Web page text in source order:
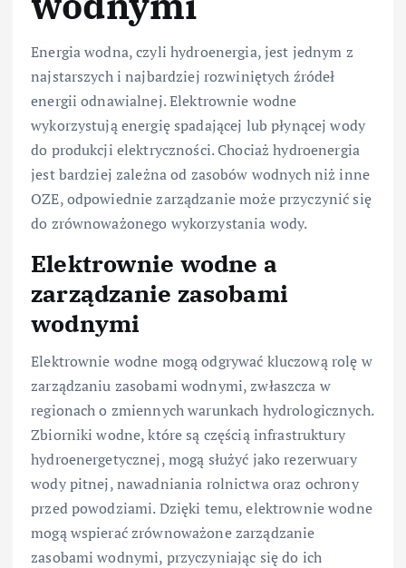
Energia wodna, czyli hydroenergia, jest jednym z
najstarszych i najbardziej rozwiniętych źródeł
energii odnawialnej. Elektrownie wodne
wykorzystują energię spadającej lub płynącej wody
do produkcji elektryczności. Chociaż hydroenergia
jest bardziej zależna od zasobów wodnych niż inne
OZE, odpowiednie zarządzanie może przyczynić się
do zrównoważonego wykorzystania wody.
Elektrownie wodne a
zarządzanie zasobami
wodnymi
Elektrownie wodne mogą odgrywać kluczową rolę w
zarządzaniu zasobami wodnymi, zwłaszcza w
regionach o zmiennych warunkach hydrologicznych.
Zbiorniki wodne, które są częścią infrastruktury
hydroenergetycznej, mogą służyć jako rezerwuary
wody pitnej, nawadniania rolnictwa oraz ochrony
przed powodziami. Dzięki temu, elektrownie wodne
mogą wspierać zrównoważone zarządzanie
zasobami wodnymi, przyczyniając się do ich